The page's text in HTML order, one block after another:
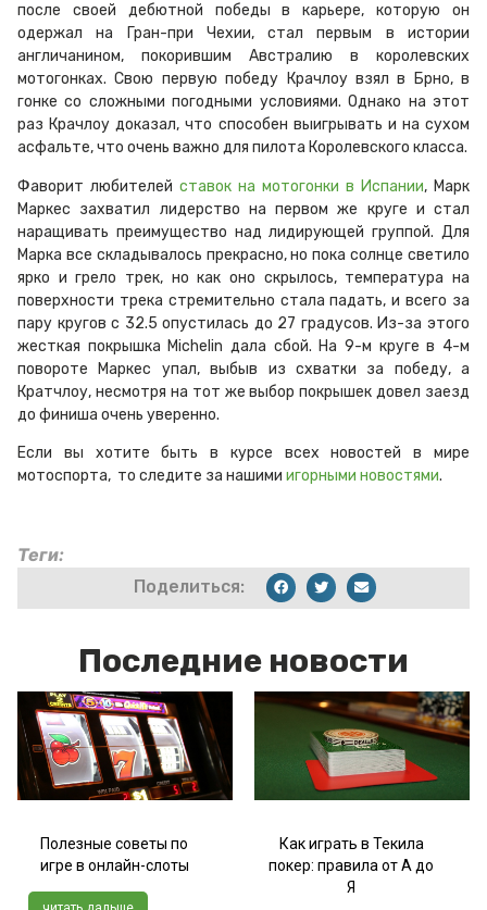
после своей дебютной победы в карьере, которую он
одержал на Гран-при Чехии, стал первым в истории
англичанином, покорившим Австралию в королевских
мотогонках. Свою первую победу Крачлоу взял в Брно, в
гонке со сложными погодными условиями. Однако на этот
раз Крачлоу доказал, что способен выигрывать и на сухом
асфальте, что очень важно для пилота Королевского класса.
Фаворит любителей ставок на мотогонки в Испании, Марк
Маркес захватил лидерство на первом же круге и стал
наращивать преимущество над лидирующей группой. Для
Марка все складывалось прекрасно, но пока солнце светило
ярко и грело трек, но как оно скрылось, температура на
поверхности трека стремительно стала падать, и всего за
пару кругов с 32.5 опустилась до 27 градусов. Из-за этого
жесткая покрышка Michelin дала сбой. На 9-м круге в 4-м
повороте Маркес упал, выбыв из схватки за победу, а
Кратчлоу, несмотря на тот же выбор покрышек довел заезд
до финиша очень уверенно.
Если вы хотите быть в курсе всех новостей в мире
мотоспорта, то следите за нашими игорными новостями.
Теги:
Поделиться:
Последние новости
Полезные советы по
игре в онлайн-слоты
Как играть в Текила
покер: правила от А до
Я